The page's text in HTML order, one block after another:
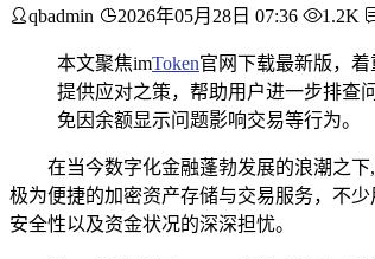
qbadmin 2026年05月28日 07:36 1.2K
本文聚焦imToken官网下载最新版，
提供应对之策，帮助用户进一步排查
免因余额显示问题影响交易等行为。
在当今数字化金融蓬勃发展的浪潮之
极为便捷的加密资产存储与交易服务，不
安全性以及资金状况的深深担忧。